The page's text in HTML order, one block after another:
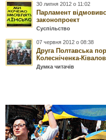
30 липня 2012 о 11:02
Парламент
законопроект
Суспільство
07 червня 2012 о 08:38
Друга Полтавська
Колесніченка-
Думка читачів